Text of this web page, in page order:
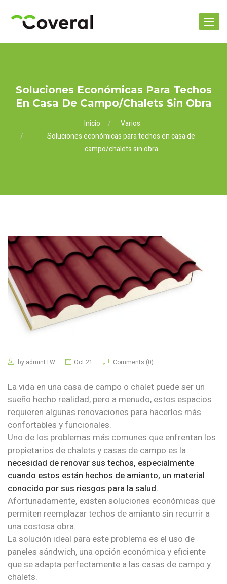
Toggle
Soluciones Económicas Para Techos
En Casa De Campo/chalets Sin Obra
Inicio
Varios
Soluciones económicas para techos en casa de
campo/chalets sin obra
by adminFLW Oct 21 Comments (0)
La vida en una casa de campo o chalet puede ser un
sueño hecho realidad, pero a menudo, estos espacios
requieren algunas renovaciones para hacerlos más
confortables y funcionales.
Uno de los problemas más comunes que enfrentan los
propietarios de chalets y casas de campo es la
necesidad de renovar sus techos, especialmente
cuando estos están hechos de amianto, un material
conocido por sus riesgos para la salud.
Afortunadamente, existen soluciones económicas que
permiten reemplazar techos de amianto sin recurrir a
una costosa obra.
La solución ideal para este problema es el uso de
paneles sándwich, una opción económica y eficiente
que se adapta perfectamente a las casas de campo y
chalets.